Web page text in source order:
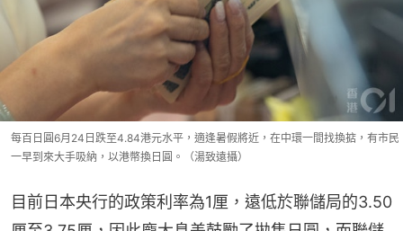
每百日圓6月24日跌至4.84港元水平，適逢暑假將近，在中環一間找換掂，有市民
一早到來大手吸納，以港幣換日圓。（湯致遠攝）
目前日本央行的政策利率為1厘，遠低於聯儲局的3.50